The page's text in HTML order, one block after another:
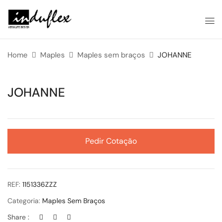
Home Maples Maples sem braços JOHANNE
JOHANNE
Pedir Cotação
REF: 1151336ZZZ
Categoria: Maples Sem Braços
Share :